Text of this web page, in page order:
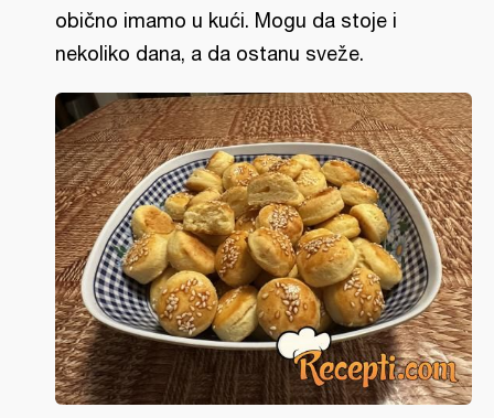
obično imamo u kući. Mogu da stoje i
nekoliko dana, a da ostanu sveže.